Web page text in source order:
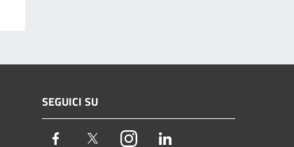
SEGUICI SU
Facebook TwitterInstagram